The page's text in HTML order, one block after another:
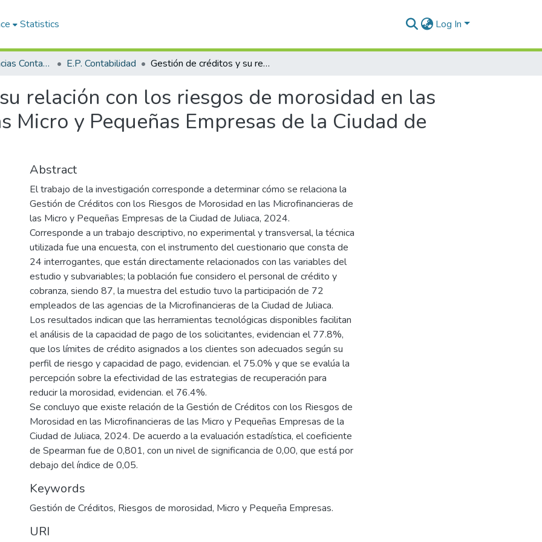
Statistics Log In
Facultad de Ciencias Contables y Financieras E.P. Contabilidad Gestión de créditos y su relación con los riesgos de morosidad en las microfinancieras de las Micro y Pequeñas Empresas de la Ciudad de Juliaca, 2024
relación con los riesgos de morosidad en las
Micro y Pequeñas Empresas de la Ciudad de
Abstract
El trabajo de la investigación corresponde a determinar cómo se relaciona la
Gestión de Créditos con los Riesgos de Morosidad en las Microfinancieras de
las Micro y Pequeñas Empresas de la Ciudad de Juliaca, 2024.
Corresponde a un trabajo descriptivo, no experimental y transversal, la técnica
utilizada fue una encuesta, con el instrumento del cuestionario que consta de
24 interrogantes, que están directamente relacionados con las variables del
estudio y subvariables; la población fue considero el personal de crédito y
cobranza, siendo 87, la muestra del estudio tuvo la participación de 72
empleados de las agencias de la Microfinancieras de la Ciudad de Juliaca.
Los resultados indican que las herramientas tecnológicas disponibles facilitan
el análisis de la capacidad de pago de los solicitantes, evidencian el 77.8%,
que los límites de crédito asignados a los clientes son adecuados según su
perfil de riesgo y capacidad de pago, evidencian. el 75.0% y que se evalúa la
percepción sobre la efectividad de las estrategias de recuperación para
reducir la morosidad, evidencian. el 76.4%.
Se concluyo que existe relación de la Gestión de Créditos con los Riesgos de
Morosidad en las Microfinancieras de las Micro y Pequeñas Empresas de la
Ciudad de Juliaca, 2024. De acuerdo a la evaluación estadística, el coeficiente
de Spearman fue de 0,801, con un nivel de significancia de 0,00, que está por
debajo del índice de 0,05.
Keywords
Gestión de Créditos, Riesgos de morosidad, Micro y Pequeña Empresas.
URI